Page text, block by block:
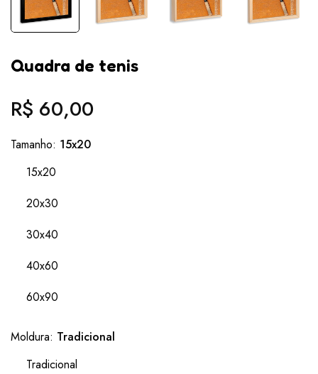
Quadra de tenis
Preço
normal
R$ 60,00
Tamanho: 15x20
15x20
20x30
30x40
40x60
60x90
Moldura: Tradicional
Tradicional